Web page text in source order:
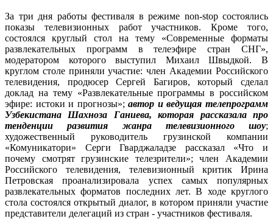
За три дня работы фестиваля в режиме non-stop состоялись
показы телевизионных работ участников. Кроме того,
состоялся круглый стол на тему «Современные форматы
развлекательных программ в телеэфире стран СНГ»,
модератором которого выступил Михаил Швыдкой. В
круглом столе приняли участие: член Академии Российского
телевидения, продюсер Сергей Багиров, который сделал
доклад на тему «Развлекательные программы в российском
эфире: истоки и прогнозы»;автор и ведущая телепрограмм
Узбекистана Шахноза Ганиева, которая рассказала про
тенденции развития жанра телевизионного шоу;
художественный руководитель грузинской компании
«Комуникатори» Серги Гварджаладзе рассказал «Что и
почему смотрят грузинские телезрители»; член Академии
Российского телевидения, телевизионный критик Ирина
Петровская проанализировала успех самых популярных
развлекательных форматов последних лет. В ходе круглого
стола состоялся открытый диалог, в котором приняли участие
представители делегаций из стран - участников фестиваля.